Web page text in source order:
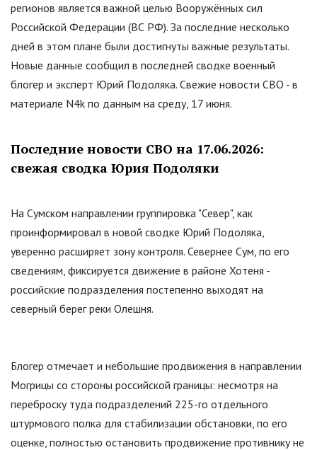
регионов является важной целью Вооружённых сил
Российской Федерации (ВС РФ). За последние несколько
дней в этом плане были достигнуты важные результаты.
Новые данные сообщил в последней сводке военный
блогер и эксперт Юрий Подоляка. Свежие новости СВО - в
материале N4k по данным на среду, 17 июня.
Последние новости СВО на 17.06.2026:
свежая сводка Юрия Подоляки
На Сумском направлении группировка "Север", как
проинформировал в новой сводке Юрий Подоляка,
уверенно расширяет зону контроля. Севернее Сум, по его
сведениям, фиксируется движение в районе Хотеня -
российские подразделения постепенно выходят на
северный берег реки Олешня.
Блогер отмечает и небольшие продвижения в направлении
Могрицы со стороны российской границы: несмотря на
переброску туда подразделений 225-го отдельного
штурмового полка для стабилизации обстановки, по его
оценке, полностью остановить продвижение противнику не